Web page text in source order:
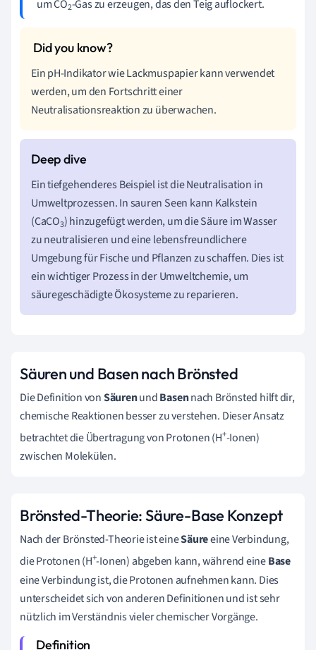
um CO2-Gas zu erzeugen, das den Teig auflockert.
Ein pH-Indikator wie Lackmuspapier kann verwendet
werden, um den Fortschritt einer
Neutralisationsreaktion zu überwachen.
Ein tiefgehenderes Beispiel ist die Neutralisation in
Umweltprozessen. In sauren Seen kann Kalkstein
(CaCO3) hinzugefügt werden, um die Säure im Wasser
zu neutralisieren und eine lebensfreundlichere
Umgebung für Fische und Pflanzen zu schaffen. Dies ist
ein wichtiger Prozess in der Umweltchemie, um
säuregeschädigte Ökosysteme zu reparieren.
Säuren und Basen nach Brönsted
Die Definition vonSäurenundBasennach Brönsted hilft dir,
chemische Reaktionen besser zu verstehen. Dieser Ansatz
betrachtet die Übertragung von Protonen (H+-Ionen)
zwischen Molekülen.
Brönsted-Theorie: Säure-Base Konzept
Nach der Brönsted-Theorie ist eineSäureeine Verbindung,
die Protonen (H+-Ionen) abgeben kann, während eineBase
eine Verbindung ist, die Protonen aufnehmen kann. Dies
unterscheidet sich von anderen Definitionen und ist sehr
nützlich im Verständnis vieler chemischer Vorgänge.